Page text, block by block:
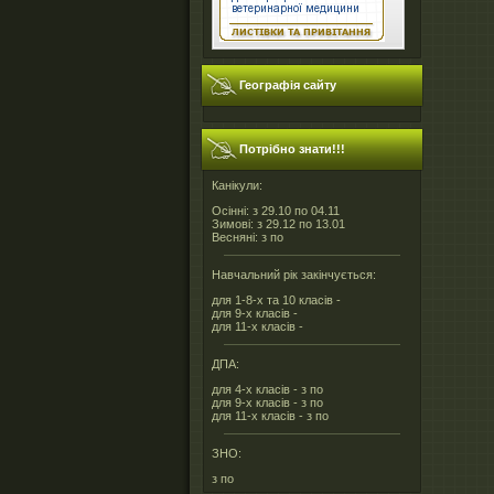
Географія сайту
Потрібно знати!!!
Канікули:
Осінні: з 29.10 по 04.11
Зимові: з 29.12 по 13.01
Весняні: з по
Навчальний рік закінчується:
для 1-8-х та 10 класів -
для 9-х класів -
для 11-х класів -
ДПА:
для 4-х класів - з по
для 9-х класів - з по
для 11-х класів - з по
ЗНО:
з по